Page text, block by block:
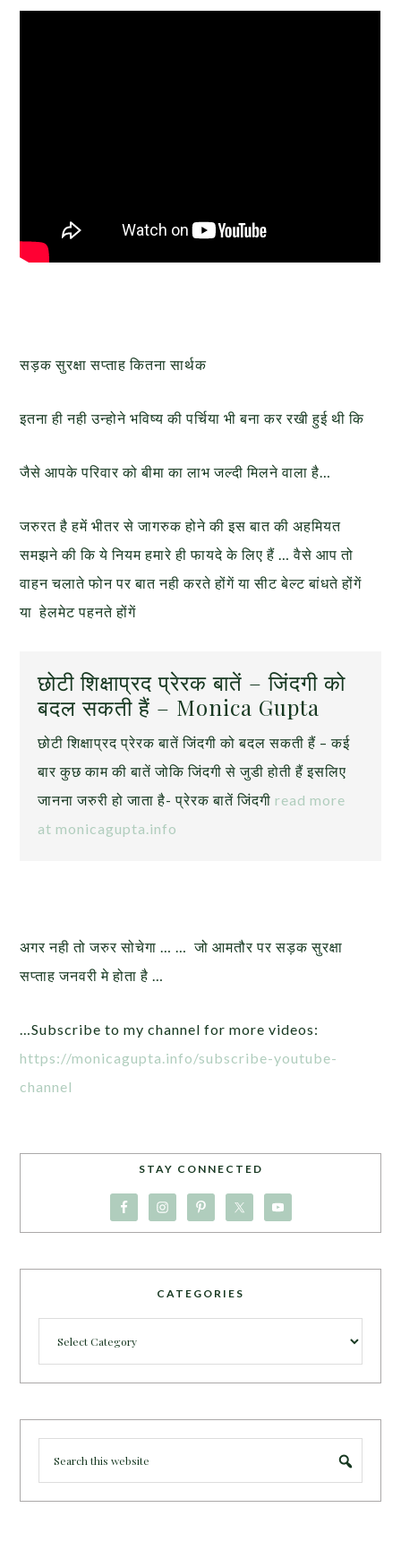
सड़क सुरक्षा सप्ताह कितना सार्थक
इतना ही नही उन्होने भविष्य की पर्चिया भी बना कर रखी हुई थी कि
जैसे आपके परिवार को बीमा का लाभ जल्दी मिलने वाला है…
जरुरत है हमें भीतर से जागरुक होने की इस बात की अहमियत
समझने की कि ये नियम हमारे ही फायदे के लिए हैं … वैसे आप तो
वाहन चलाते फोन पर बात नही करते होंगें या सीट बेल्ट बांधते होंगें
या हेलमेट पहनते होंगें
छोटी शिक्षाप्रद प्रेरक बातें – जिंदगी को
बदल सकती हैं – Monica Gupta
छोटी शिक्षाप्रद प्रेरक बातें जिंदगी को बदल सकती हैं – कई
बार कुछ काम की बातें जोकि जिंदगी से जुडी होती हैं इसलिए
जानना जरुरी हो जाता है- प्रेरक बातें जिंदगी read more
at monicagupta.info
अगर नही तो जरुर सोचेगा … … जो आमतौर पर सड़क सुरक्षा
सप्ताह जनवरी मे होता है …
…Subscribe to my channel for more videos:
https://monicagupta.info/subscribe-youtube-
channel
STAY CONNECTED
CATEGORIES